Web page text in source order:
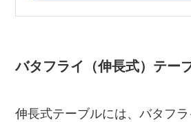
バタフライ（伸長式）テー
伸長式テーブルには、バタフ